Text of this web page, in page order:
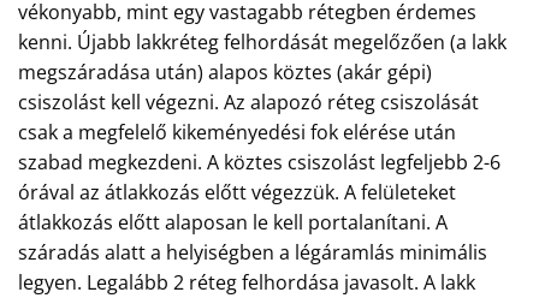
vékonyabb, mint egy vastagabb rétegben érdemes
kenni. Újabb lakkréteg felhordását megelőzően (a lakk
megszáradása után) alapos köztes (akár gépi)
csiszolást kell végezni. Az alapozó réteg csiszolását
csak a megfelelő kikeményedési fok elérése után
szabad megkezdeni. A köztes csiszolást legfeljebb 2-6
órával az átlakkozás előtt végezzük. A felületeket
átlakkozás előtt alaposan le kell portalanítani. A
száradás alatt a helyiségben a légáramlás minimális
legyen. Legalább 2 réteg felhordása javasolt. A lakk